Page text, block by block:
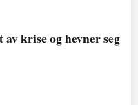
krise og hevner seg